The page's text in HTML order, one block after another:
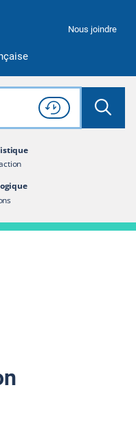
Nous joindre
dans tout le site
Lancer
Consulter l'
Historique
de recherche